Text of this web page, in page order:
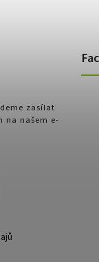
zasílat
na našem e-